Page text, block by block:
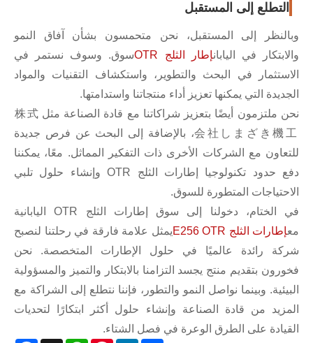
التطلع إلى المستقبل
وبالنظر إلى المستقبل، نحن متحمسون بشأن آفاق النمو
والابتكار في اليابانإطار الثلج OTR
سوق. وسوف نستمر في
الاستثمار في البحث والتطوير، واستكشاف التقنيات والمواد
الجديدة التي يمكنها تعزيز أداء منتجاتنا واستدامتها.
نحن ملتزمون أيضًا بتعزيز شراكاتنا مع قادة الصناعة مثل 株式
会社しまざき機工، بالإضافة إلى البحث عن فرص جديدة
للتعاون مع الشركات الأخرى ذات التفكير المماثل. معًا، يمكننا
دفع حدود تكنولوجيا إطارات الثلج OTR وإنشاء حلول تلبي
الاحتياجات المتطورة للسوق.
في الختام، دخولنا إلى سوق إطارات الثلج OTR اليابانية
معإطارات الثلج E256 OTR
يمثل علامة فارقة في رحلتنا لنصبح
شركة رائدة عالميًا في حلول الإطارات المتخصصة. نحن
فخورون بتقديم منتج يجسد التزامنا بالابتكار والتميز والمسؤولية
البيئية. وبينما نواصل النمو والتطور، فإننا نتطلع إلى الشراكة مع
المزيد من قادة الصناعة وإنشاء حلول أكثر ابتكارًا لتحديات
القيادة على الطرق الوعرة في فصل الشتاء.